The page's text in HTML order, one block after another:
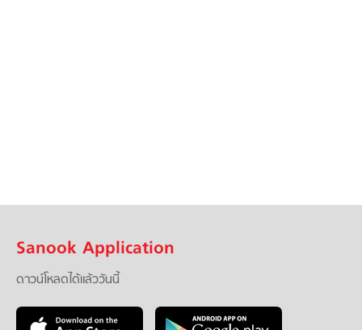
Sanook Application
ดาวน์โหลดได้แล้ววันนี้